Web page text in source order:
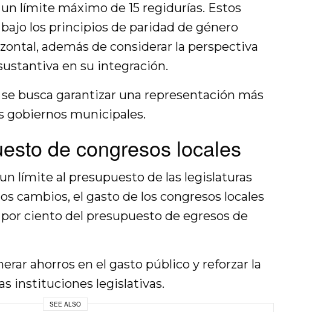
límite máximo de 15 regidurías. Estos
los principios de paridad de género
además de considerar la perspectiva
en su integración.
busca garantizar una representación más
gobiernos municipales.
de congresos locales
límite al presupuesto de las legislaturas
cambios, el gasto de los congresos locales
ciento del presupuesto de egresos de
ahorros en el gasto público y reforzar la
instituciones legislativas.
SEE ALSO